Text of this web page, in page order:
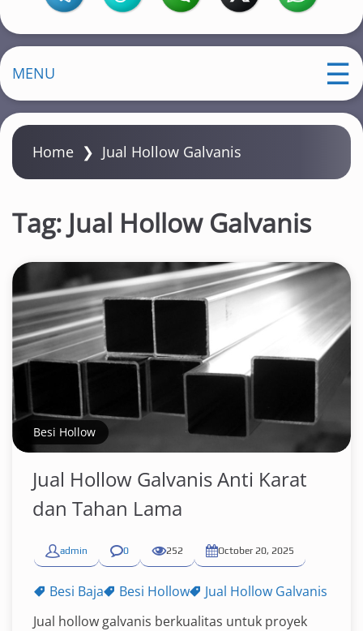
MENU
Home ❯ Jual Hollow Galvanis
Tag: Jual Hollow Galvanis
Besi Hollow
Jual Hollow Galvanis Anti Karat
dan Tahan Lama
admin 0 252 October 20, 2025
Besi Baja Besi Hollow
Jual Hollow Galvanis
Jual hollow galvanis berkualitas untuk proyek